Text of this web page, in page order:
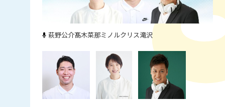
萩野公介髙木菜那ミノルクリス滝沢